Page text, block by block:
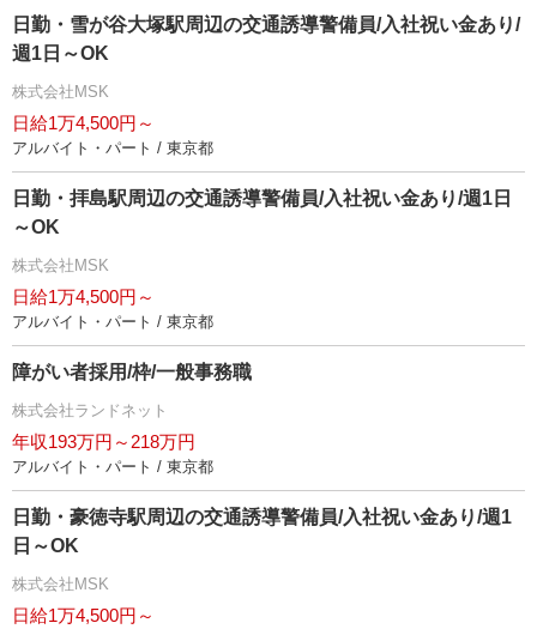
日勤・雪が谷大塚駅周辺の交通誘導警備員/入社祝い金あり/
週1日～OK
株式会社MSK
日給1万4,500円～
アルバイト・パート / 東京都
日勤・拝島駅周辺の交通誘導警備員/入社祝い金あり/週1日
～OK
株式会社MSK
日給1万4,500円～
アルバイト・パート / 東京都
障がい者採用/枠/一般事務職
株式会社ランドネット
年収193万円～218万円
アルバイト・パート / 東京都
日勤・豪徳寺駅周辺の交通誘導警備員/入社祝い金あり/週1
日～OK
株式会社MSK
日給1万4,500円～